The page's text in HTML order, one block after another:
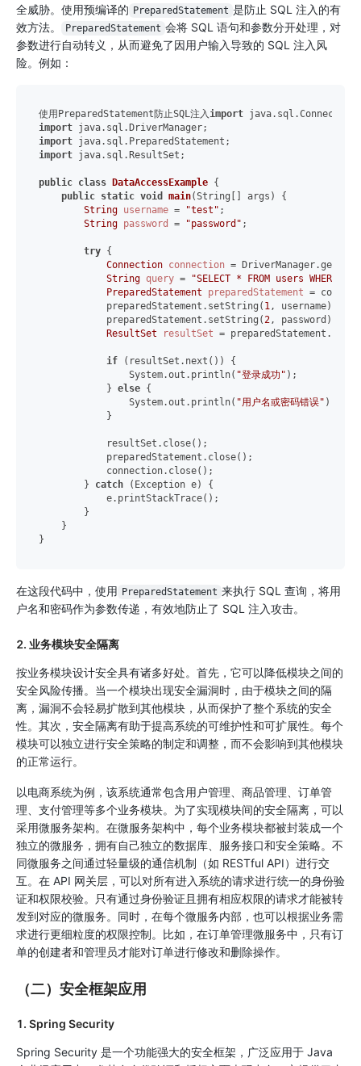
全威胁。使用预编译的 PreparedStatement 是防止 SQL 注入的有
效方法。
PreparedStatement 会将 SQL 语句和参数分开处理，对
参数进行自动转义，从而避免了因用户输入导致的 SQL 注入风
险。例如：
使用PreparedStatement防止SQL注入import
import
import
import java.sql.ResultSet;
public class DataAccessExample {
public static void main(String[] args)
{
String username = "test" ;
String password = "password" ;
try {
Connection connection =
String query =
"SELECT * FROM users WHERE
PreparedStatement
preparedStatement =
            preparedStatement.setString(
1, username);
            preparedStatement.setString(
2, password);
ResultSet
resultSet =
if (resultSet.next()) {
                System.out.println(
"登录成功" );
            }
else {
                System.out.println(
"用户名或密码错误" );
            }
            resultSet.close();
            preparedStatement.close();
            connection.close();
        }
catch (Exception e) {
            e.printStackTrace();
        }
    }
在这段代码中，使用 PreparedStatement 来执行 SQL 查询，将用
户名和密码作为参数传递，有效地防止了 SQL 注入攻击。
2. 业务模块安全隔离
按业务模块设计安全具有诸多好处。首先，它可以降低模块之间的
安全风险传播。当一个模块出现安全漏洞时，由于模块之间的隔
离，漏洞不会轻易扩散到其他模块，从而保护了整个系统的安全
性。其次，安全隔离有助于提高系统的可维护性和可扩展性。每个
模块可以独立进行安全策略的制定和调整，而不会影响到其他模块
的正常运行。
以电商系统为例，该系统通常包含用户管理、商品管理、订单管
理、支付管理等多个业务模块。为了实现模块间的安全隔离，可以
采用微服务架构。在微服务架构中，每个业务模块都被封装成一个
独立的微服务，拥有自己独立的数据库、服务接口和安全策略。不
同微服务之间通过轻量级的通信机制（如 RESTful API）进行交
互。在 API 网关层，可以对所有进入系统的请求进行统一的身份验
证和权限校验。只有通过身份验证且拥有相应权限的请求才能被转
发到对应的微服务。同时，在每个微服务内部，也可以根据业务需
求进行更细粒度的权限控制。比如，在订单管理微服务中，只有订
单的创建者和管理员才能对订单进行修改和删除操作。
（二）安全框架应用
1. Spring Security
Spring Security 是一个功能强大的安全框架，广泛应用于 Java